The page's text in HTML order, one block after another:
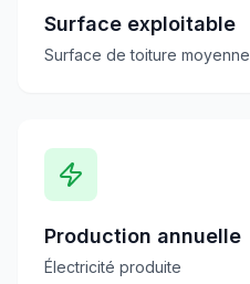
Surface exploitable
Surface de toiture moyenne
Production annuelle
Électricité produite